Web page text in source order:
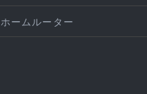
ホームルーター